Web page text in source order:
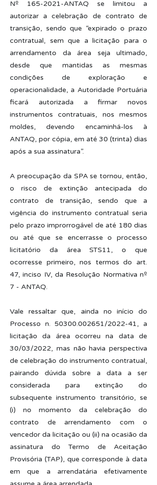
Nº 165-2021-ANTAQ se limitou a
autorizar a celebração de contrato de
transição, sendo que “expirado o prazo
contratual, sem que a licitação para o
arrendamento da área seja ultimado,
desde que mantidas as mesmas
condições de exploração e
operacionalidade, a Autoridade Portuária
ficará autorizada a firmar novos
instrumentos contratuais, nos mesmos
moldes, devendo encaminhá-los à
ANTAQ, por cópia, em até 30 (trinta) dias
após a sua assinatura”.
A preocupação da SPA se tornou, então,
o risco de extinção antecipada do
contrato de transição, sendo que a
vigência do instrumento contratual seria
pelo prazo improrrogável de até 180 dias
ou até que se encerrasse o processo
licitatório da área STS11, o que
ocorresse primeiro, nos termos do art.
47, inciso IV, da Resolução Normativa nº
7 - ANTAQ.
Vale ressaltar que, ainda no início do
Processo n. 50300.002651/2022-41, a
licitação da área ocorreu na data de
30/03/2022, mas não havia perspectiva
de celebração do instrumento contratual,
pairando dúvida sobre a data a ser
considerada para extinção do
subsequente instrumento transitório, se
(i) no momento da celebração do
contrato de arrendamento com o
vencedor da licitação ou (ii) na ocasião da
assinatura do Termo de Aceitação
Provisória (TAP), que corresponde à data
em que a arrendatária efetivamente